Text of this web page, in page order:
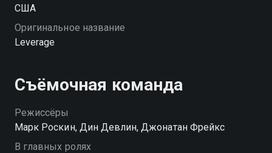
США
Оригинальное название
Leverage
Съёмочная команда
Режиссёры
Марк Роскин, Дин Девлин, Джонатан Фрейкс
В главных ролях